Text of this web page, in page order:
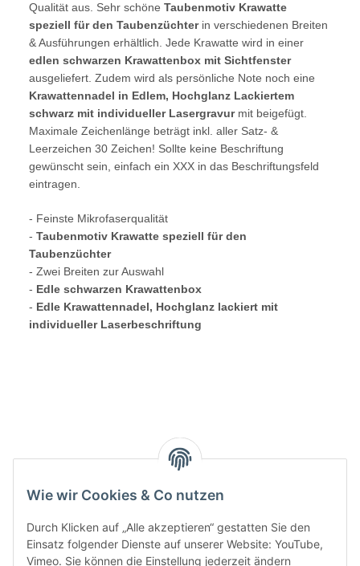
Wie wir Cookies & Co nutzen
Durch Klicken auf „Alle akzeptieren“ gestatten Sie den
Einsatz folgender Dienste auf unserer Website: YouTube,
Vimeo. Sie können die Einstellung jederzeit ändern
Qualität aus. Sehr schöne Taubenmotiv Krawatte
speziell für den Taubenzüchter in verschiedenen Breiten
& Ausführungen erhältlich. Jede Krawatte wird in einer
edlen schwarzen Krawattenbox mit Sichtfenster
ausgeliefert. Zudem wird als persönliche Note noch eine
Krawattennadel in Edlem, Hochglanz Lackiertem
schwarz mit individueller Lasergravurmit beigefügt.
Maximale Zeichenlänge beträgt inkl. aller Satz- &
Leerzeichen 30 Zeichen! Sollte keine Beschriftung
gewünscht sein, einfach ein XXX in das Beschriftungsfeld
eintragen.
- Feinste Mikrofaserqualität
- Taubenmotiv Krawatte speziell für den
Taubenzüchter
- Zwei Breiten zur Auswahl
- Edle schwarzen Krawattenbox
- Edle Krawattennadel, Hochglanz lackiert mit
individueller Laserbeschriftung